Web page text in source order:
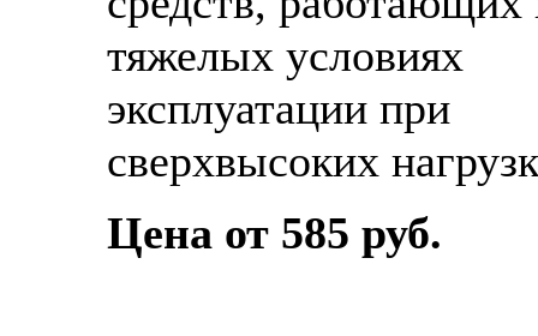
тяжелых условиях
эксплуатации при
сверхвысоких
Цена от 585 руб.